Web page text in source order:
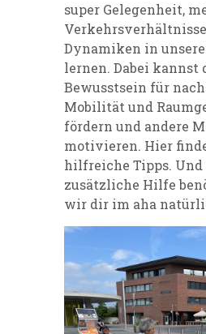
super Gelegenheit,
Dynamiken in
lernen. Dabei kannst
Bewusstsein für
Mobilität und
fördern und andere
motivieren. Hier
hilfreiche Tipps. Und
zusätzliche Hilfe
wir dir im aha